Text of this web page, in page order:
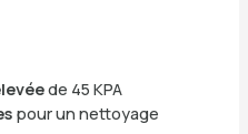
de 45 KPA
pour un nettoyage